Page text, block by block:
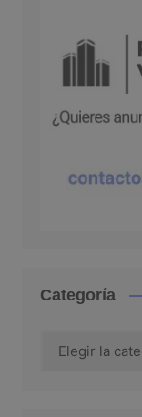
Categoría